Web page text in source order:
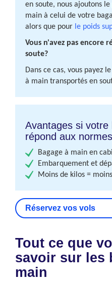
en soute, nous ajoutons
main à celui de votre
alors que pour le poids
Vous n'avez pas encore
soute?
Dans ce cas, vous payez
à main transportés en
Avantages si votre
répond aux
Bagage à main en
Embarquement et
Moins de kilos =
Réservez vos vols
Tout ce que
savoir sur les
main